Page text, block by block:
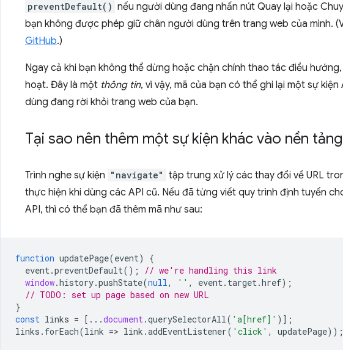
preventDefault() nếu người dùng đang nhấn nút Quay lại hoặc
bạn không được phép giữ chân người dùng trên trang web của mình.
GitHub.)
Ngay cả khi bạn không thể dừng hoặc chặn chính thao tác điều hướng,
hoạt. Đây là một thông tin, vì vậy, mã của bạn có thể ghi lại một sự
dùng đang rời khỏi trang web của bạn.
Tại sao nên thêm một sự kiện khác vào nền
Trình nghe sự kiện "navigate" tập trung xử lý các thay đổi về URL
thực hiện khi dùng các API cũ. Nếu đã từng viết quy trình định tuyến
API, thì có thể bạn đã thêm mã như sau:
function updatePage(event)
{
event.preventDefault();
// we're handling this link
window.history.pushState(null, '' , event. target.href);
// TODO: set up page based on new URL
}
const links = [...document.querySelectorAll( 'a[href]' )];
links . forEach(link => link .addEventListener( 'click' , updatePage));